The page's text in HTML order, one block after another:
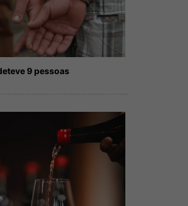
9 pessoas